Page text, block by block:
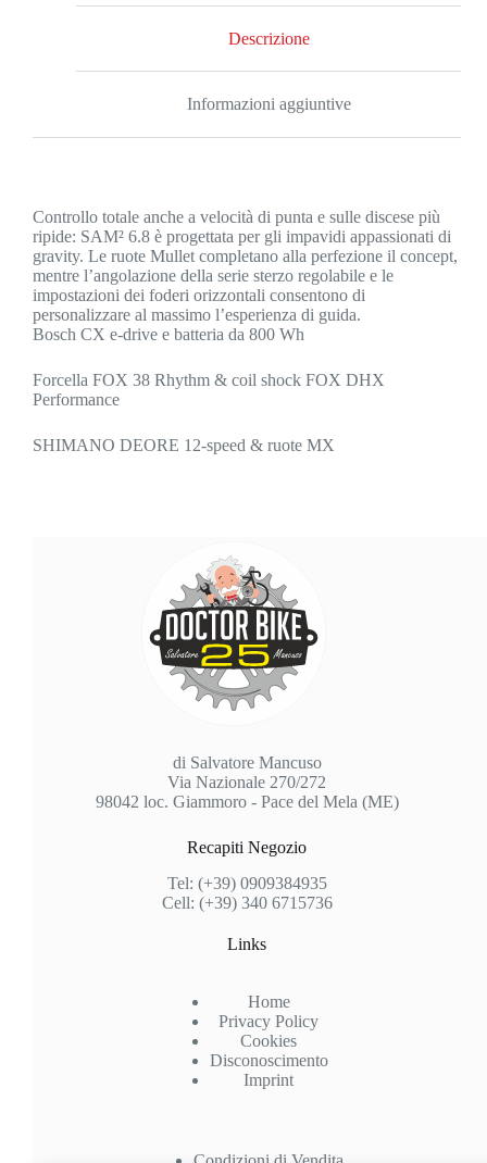
Descrizione
Informazioni aggiuntive
Controllo totale anche a velocità di punta e sulle discese più
ripide: SAM² 6.8 è progettata per gli impavidi appassionati di
gravity. Le ruote Mullet completano alla perfezione il concept,
mentre l’angolazione della serie sterzo regolabile e le
impostazioni dei foderi orizzontali consentono di
personalizzare al massimo l’esperienza di guida.
Bosch CX e-drive e batteria da 800 Wh
Forcella FOX 38 Rhythm & coil shock FOX DHX
Performance
SHIMANO DEORE 12-speed & ruote MX
di Salvatore Mancuso
Via Nazionale 270/272
98042 loc. Giammoro - Pace del Mela (ME)
Recapiti Negozio
Tel: (+39) 0909384935
Cell: (+39) 340 6715736
Links
Home
Privacy Policy
Cookies
Disconoscimento
Imprint